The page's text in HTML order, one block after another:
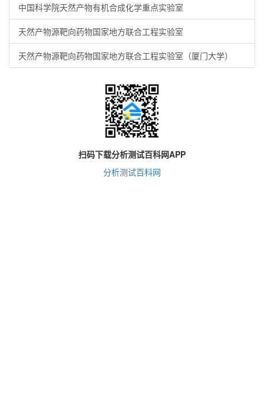
中国科学院天然产物有机合成化学重点实验室
天然产物源靶向药物国家地方联合工程实验室
天然产物源靶向药物国家地方联合工程实验室（厦门大学）
扫码下载分析测试百科网APP
分析测试百科网